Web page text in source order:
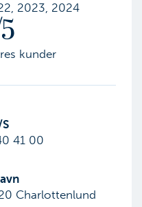
2023, 2024
kunder
41 00
Charlottenlund